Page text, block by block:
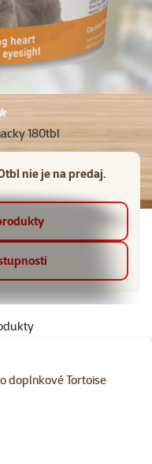
180tbl
0%
nie je na predaj.
doplnkové Tortoise